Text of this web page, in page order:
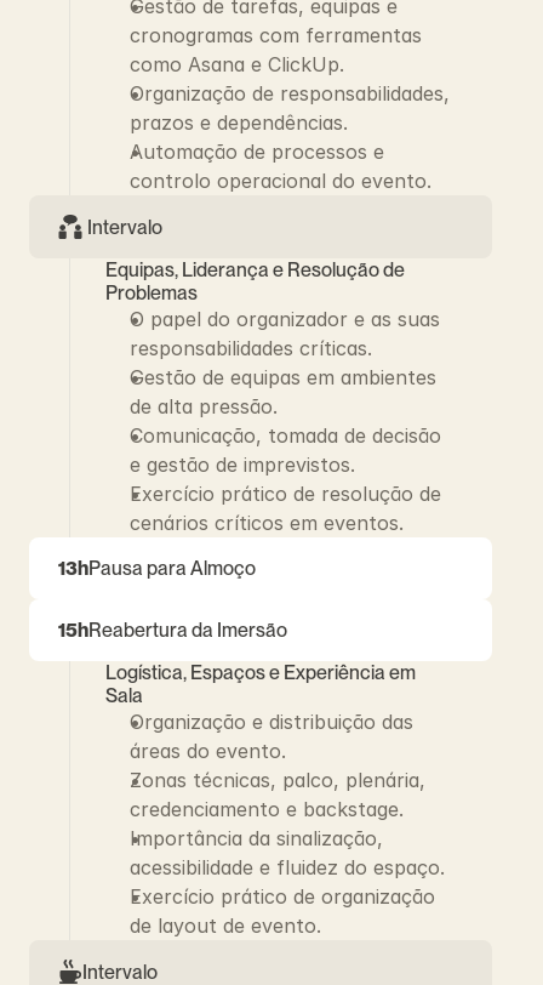
Gestão de tarefas, equipas e
cronogramas com ferramentas
como Asana e ClickUp.
Organização de responsabilidades,
prazos e dependências.
Automação de processos e
controlo operacional do evento.
Intervalo
Equipas, Liderança e Resolução de
Problemas
O papel do organizador e as suas
responsabilidades críticas.
Gestão de equipas em ambientes
de alta pressão.
Comunicação, tomada de decisão
e gestão de imprevistos.
Exercício prático de resolução de
cenários críticos em eventos.
Pausa para Almoço
13h
Reabertura da Imersão
15h
Logística, Espaços e Experiência em
Sala
Organização e distribuição das
áreas do evento.
Zonas técnicas, palco, plenária,
credenciamento e backstage.
Importância da sinalização,
acessibilidade e fluidez do espaço.
Exercício prático de organização
de layout de evento.
Intervalo